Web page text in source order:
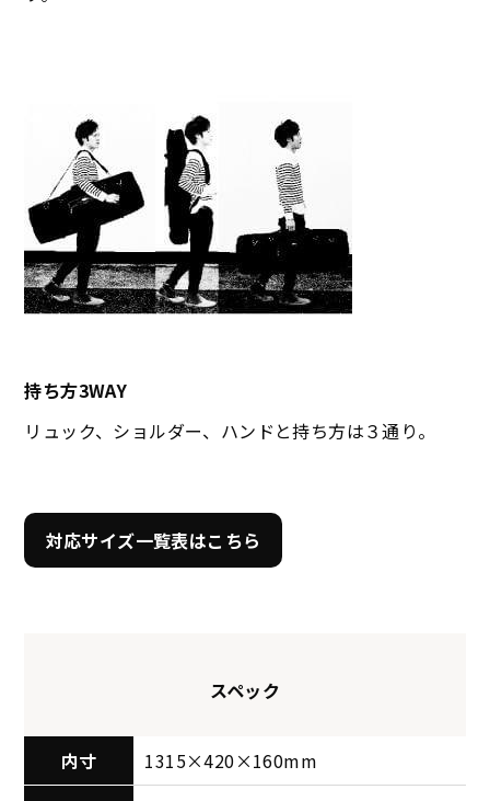
持ち方3WAY
リュック、ショルダー、ハンドと持ち方は３通り。
対応サイズ一覧表はこちら
スペック
内寸
1315×420×160mm